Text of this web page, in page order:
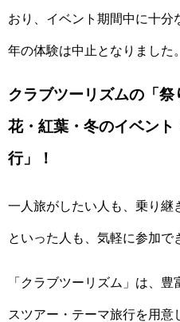
おり、イベント期間中に十分
年の体験は中止となりました。
クラブツーリズムの「
花・紅葉・冬のイベン
行」！
一人旅がしたい人も、乗り継
といった人も、気軽に参加で
「クラブツーリズム」は、
スツアー・テーマ旅行を用